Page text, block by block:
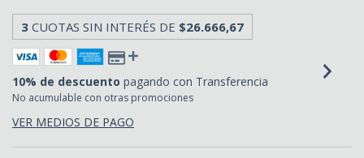
3 CUOTAS SIN INTERÉS DE $26.666,67
10% de descuento pagando con Transferencia
No acumulable con otras promociones
VER MEDIOS DE PAGO